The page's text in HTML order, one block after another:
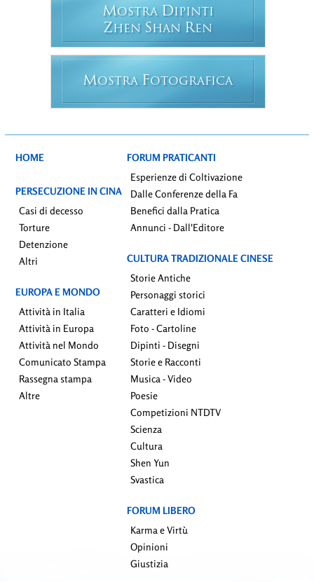
MOSTRA DIPINTI
ZHEN SHAN REN
MOSTRA FOTOGRAFICA
HOME
PERSECUZIONE IN CINA
Casi di decesso
Torture
Detenzione
Altri
EUROPA E MONDO
Attività in Italia
Attività in Europa
Attività nel Mondo
Comunicato Stampa
Rassegna stampa
Altre
FORUM PRATICANTI
Esperienze di Coltivazione
Dalle Conferenze della Fa
Benefici dalla Pratica
Annunci - Dall'Editore
CULTURA TRADIZIONALE CINESE
Storie Antiche
Personaggi storici
Caratteri e Idiomi
Foto - Cartoline
Dipinti - Disegni
Storie e Racconti
Musica - Video
Poesie
Competizioni NTDTV
Scienza
Cultura
Shen Yun
Svastica
FORUM LIBERO
Karma e Virtù
Opinioni
Giustizia